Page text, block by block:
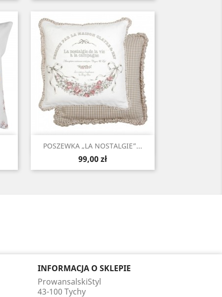
POSZEWKA „LA NOSTALGIE”...
Cena
99,00 zł
Szybki podgląd
INFORMACJA O SKLEPIE
ProwansalskiStyl
43-100 Tychy